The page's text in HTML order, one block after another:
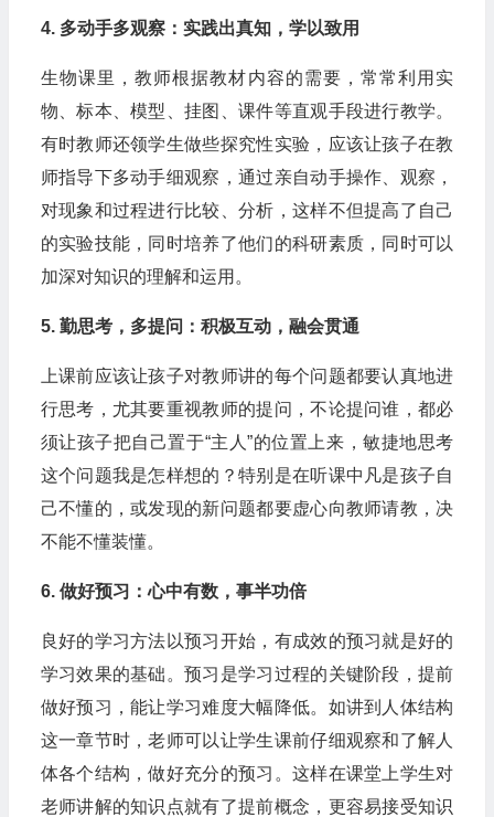
4. 多动手多观察：实践出真知，学以致用
生物课里，教师根据教材内容的需要，常常利用实
物、标本、模型、挂图、课件等直观手段进行教学。
有时教师还领学生做些探究性实验，应该让孩子在教
师指导下多动手细观察，通过亲自动手操作、观察，
对现象和过程进行比较、分析，这样不但提高了自己
的实验技能，同时培养了他们的科研素质，同时可以
加深对知识的理解和运用。
5. 勤思考，多提问：积极互动，融会贯通
上课前应该让孩子对教师讲的每个问题都要认真地进
行思考，尤其要重视教师的提问，不论提问谁，都必
须让孩子把自己置于“主人”的位置上来，敏捷地思考
这个问题我是怎样想的？特别是在听课中凡是孩子自
己不懂的，或发现的新问题都要虚心向教师请教，决
不能不懂装懂。
6. 做好预习：心中有数，事半功倍
良好的学习方法以预习开始，有成效的预习就是好的
学习效果的基础。预习是学习过程的关键阶段，提前
做好预习，能让学习难度大幅降低。如讲到人体结构
这一章节时，老师可以让学生课前仔细观察和了解人
体各个结构，做好充分的预习。这样在课堂上学生对
老师讲解的知识点就有了提前概念，更容易接受知识